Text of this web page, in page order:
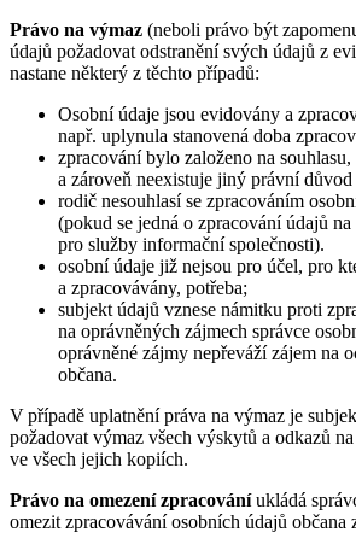
Právo na výmaz (neboli právo být
údajů požadovat odstranění svých údajů z
nastane některý z těchto případů:
Osobní údaje jsou evidovány a
např. uplynula stanovená doba
zpracování bylo založeno na
a zároveň neexistuje jiný právní
rodič nesouhlasí se zpracováním
(pokud se jedná o zpracování údajů na
pro služby informační společnosti).
osobní údaje již nejsou pro účel, pro
a zpracovávány, potřeba;
subjekt údajů vznese námitku proti
na oprávněných zájmech správce
oprávněné zájmy nepřeváží zájem na
občana.
V případě uplatnění práva na výmaz je
požadovat výmaz všech výskytů a odkazů
ve všech jejich kopiích.
Právo na omezení zpracováníukládá
omezit zpracovávání osobních údajů občana